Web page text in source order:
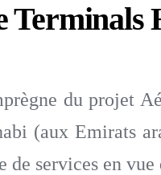
du projet
(aux Emirats
services en